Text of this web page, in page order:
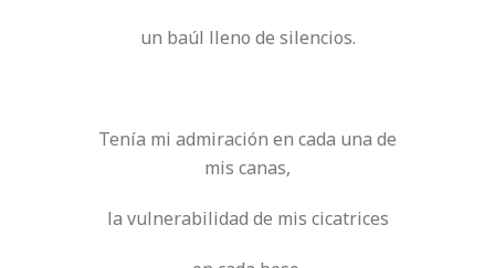
un baúl lleno de silencios.
Tenía mi admiración en cada una de
mis canas,
la vulnerabilidad de mis cicatrices